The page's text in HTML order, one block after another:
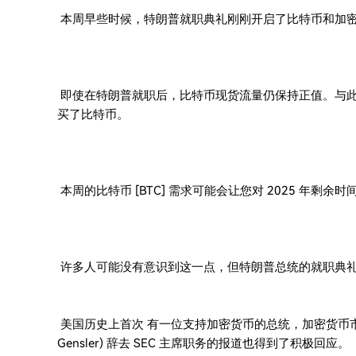
本周早些时候，特朗普就职典礼刚刚开启了比特币和加
即使在特朗普就职后，比特币现货流量仍保持正值。
买了比特币。
本周的比特币 [BTC] 需求可能会让您对 2025 年剩余时
许多人可能没有意识到这一点，但特朗普总统的就职典
美国历史上首次 有一位支持加密货币的总统，加密货
Gensler) 辞去 SEC 主席职务的报道也得到了积极回应。